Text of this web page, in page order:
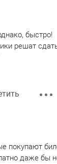
быстро!
решат
покупают
даже бы